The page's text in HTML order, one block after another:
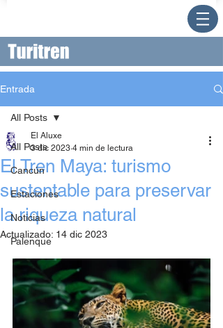
Entrada
All Posts
Cancún
Estaciones
Noticias
Palenque
All Posts
El Tren Maya: turismo
sustentable para preservar
la riqueza natural
El Aluxe
3 dic 2023 4 min de lectura
Actualizado: 14 dic 2023